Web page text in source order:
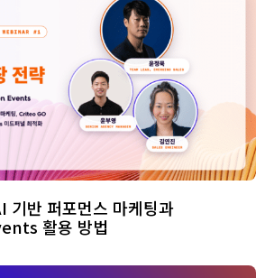
기반 퍼포먼스 마케팅과
활용 방법